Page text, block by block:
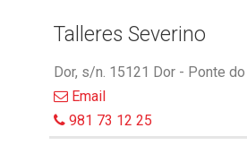
Talleres Severino
Dor, s/n. 15121 Dor - Ponte
Email
981 73 12 25